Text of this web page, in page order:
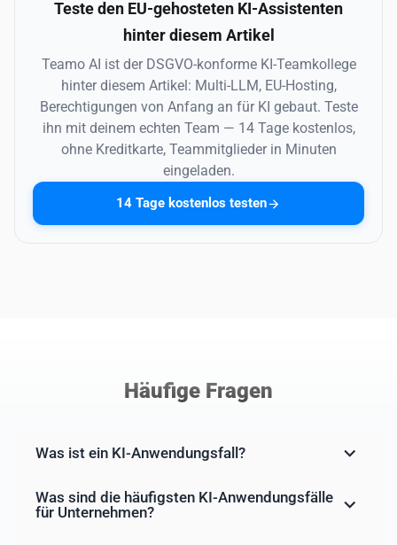
Teste den EU-gehosteten KI-Assistenten
hinter diesem Artikel
Teamo AI ist der DSGVO-konforme KI-Teamkollege
hinter diesem Artikel: Multi-LLM, EU-Hosting,
Berechtigungen von Anfang an für KI gebaut. Teste
ihn mit deinem echten Team — 14 Tage kostenlos,
ohne Kreditkarte, Teammitglieder in Minuten
eingeladen.
14 Tage kostenlos testen
Häufige Fragen
Was ist ein KI-Anwendungsfall?
Was sind die häufigsten KI-Anwendungsfälle
für Unternehmen?